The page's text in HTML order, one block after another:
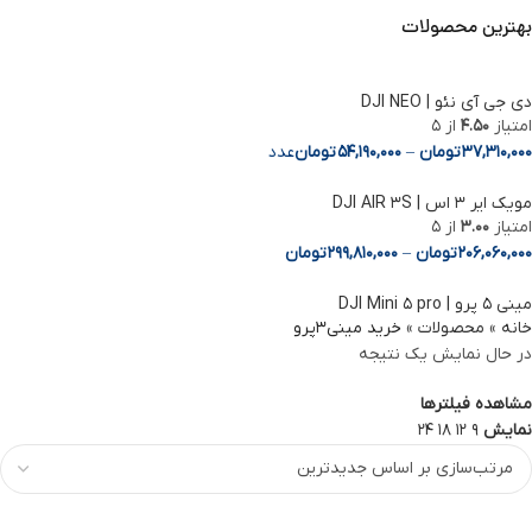
بهترین محصولات
دی جی آی نئو | DJI NEO
امتیاز 4.50 از 5
37,310,000تومان –
54,190,000تومانعدد
مویک ایر 3 اس | DJI AIR 3S
امتیاز 3.00 از 5
206,060,000تومان –
299,810,000تومان
مینی ۵ پرو | DJI Mini ۵ pro
خانه » محصولات » خرید مینی3پرو
در حال نمایش یک نتیجه
مشاهده فیلترها
نمایش 9
12
18
24